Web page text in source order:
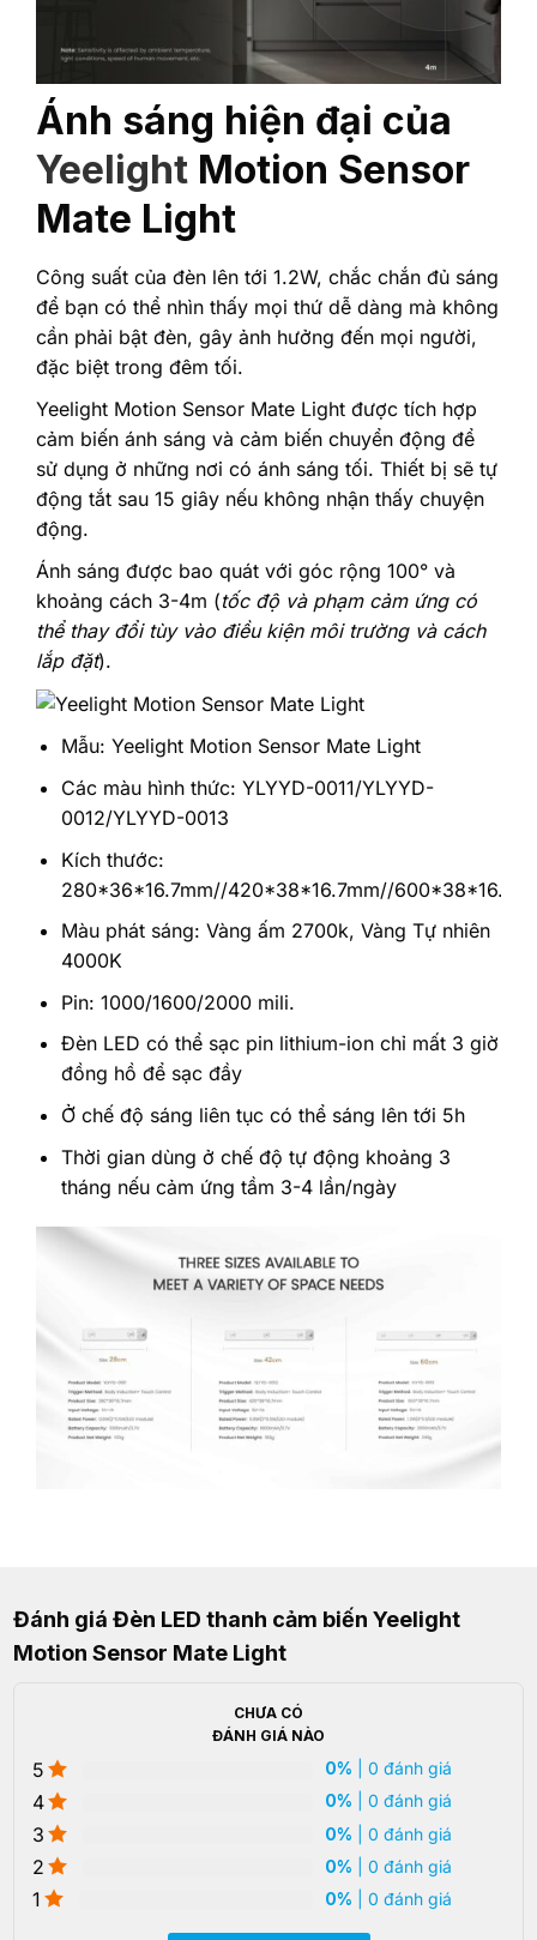
Ánh sáng hiện đại của
Yeelight Motion Sensor
Mate Light
Công suất của đèn lên tới 1.2W, chắc chắn đủ sáng
để bạn có thể nhìn thấy mọi thứ dễ dàng mà không
cần phải bật đèn, gây ảnh hưởng đến mọi người,
đặc biệt trong đêm tối.
Yeelight Motion Sensor Mate Light được tích hợp
cảm biến ánh sáng và cảm biến chuyển động để
sử dụng ở những nơi có ánh sáng tối. Thiết bị sẽ tự
động tắt sau 15 giây nếu không nhận thấy chuyện
động.
Ánh sáng được bao quát với góc rộng 100° và
khoảng cách 3-4m (tốc độ và phạm cảm ứng có
thể thay đổi tùy vào điều kiện môi trường và cách
lắp đặt).
Mẫu: Yeelight Motion Sensor Mate Light
Các màu hình thức: YLYYD-0011/YLYYD-
0012/YLYYD-0013
Kích thước:
280*36*16.7mm//420*38*16.7mm//
Màu phát sáng: Vàng ấm 2700k, Vàng Tự nhiên
4000K
Pin: 1000/1600/2000 mili.
Đèn LED có thể sạc pin lithium-ion chỉ mất 3 giờ
đồng hồ để sạc đầy
Ở chế độ sáng liên tục có thể sáng lên tới 5h
Thời gian dùng ở chế độ tự động khoảng 3
tháng nếu cảm ứng tầm 3-4 lần/ngày
Đánh giá Đèn LED thanh cảm biến Yeelight
Motion Sensor Mate Light
CHƯA CÓ
ĐÁNH GIÁ NÀO
5 0% | 0 đánh giá
4 0% | 0 đánh giá
3 0% | 0 đánh giá
2 0% | 0 đánh giá
1 0% | 0 đánh giá